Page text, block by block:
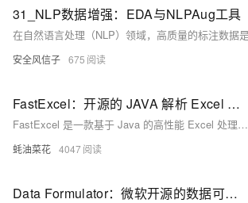
31_NLP数据增强：EDA与NLPAug工具
安全风信子 675
FastExcel：开源的 JAVA 解析 Excel 工具，集成 AI 通过自然语言处理 Excel 文件，完全兼容 EasyExcel
FastExcel 是一款基于 Java 的高性能 Excel 处理工具，专注于优化大规模数据处理，提供简洁易用的 API 和流式操作能力，支持从 EasyExcel 无缝迁移。
蚝油菜花 4047
Data Formulator：微软开源的数据可视化 AI 工具，通过自然语言交互快速创建复杂的数据图表